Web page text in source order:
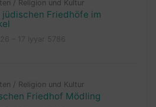
/ Religion und Kultur
jüdischen Friedhöfe im
/ Religion und Kultur
Friedhof Mödling